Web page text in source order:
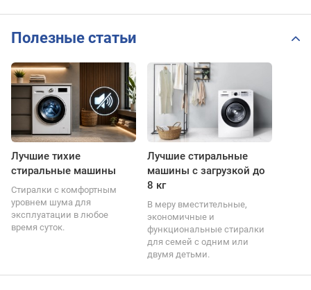
Полезные статьи
Лучшие тихие
стиральные машины
Стиралки с комфортным
уровнем шума для
эксплуатации в любое
время суток.
Лучшие стиральные
машины с загрузкой до
8 кг
В меру вместительные,
экономичные и
функциональные стиралки
для семей с одним или
двумя детьми.